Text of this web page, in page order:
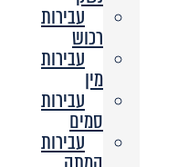
עבירות
רכוש
עבירות
מין
עבירות
סמים
עבירות